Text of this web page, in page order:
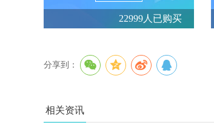
22999人已购买
分享到：
相关资讯